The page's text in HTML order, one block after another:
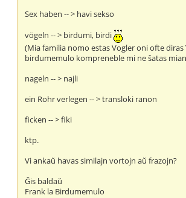
Sex haben -- > havi sekso
vögeln -- > birdumi, birdi
(Mia familia nomo estas Vogler oni ofte diras
birdumemulo kompreneble mi ne ŝatas
nageln -- > najli
ein Rohr verlegen -- > transloki ranon
ficken -- > fiki
ktp.
Vi ankaŭ havas similajn vortojn aŭ frazojn?
Ĝis baldaŭ
Frank la Birdumemulo